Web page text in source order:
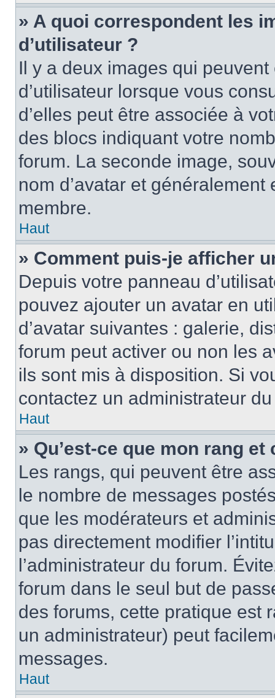
» A quoi correspondent les
d’utilisateur ?
Il y a deux images qui
d’utilisateur lorsque vous
d’elles peut être associée à
des blocs indiquant votre
forum. La seconde image,
nom d’avatar et
membre.
Haut
» Comment puis-je afficher
Depuis votre panneau
pouvez ajouter un avatar en
d’avatar suivantes : galerie,
forum peut activer ou non les
ils sont mis à disposition. Si
contactez un administrateur
Haut
» Qu’est-ce que mon rang
Les rangs, qui peuvent être
le nombre de messages
que les modérateurs et
pas directement modifier
l’administrateur du forum.
forum dans le seul but de
des forums, cette pratique est
un administrateur) peut
messages.
Haut